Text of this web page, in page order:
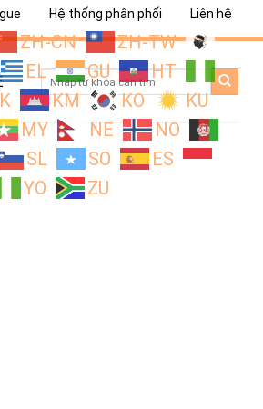
Hệ thống phân phối Liên hệ
ZH-CN
ZH-TW
EL GU
HT
KM KO
KU
MY NE
NO
SL SO
ES
YO ZU
Search
for: